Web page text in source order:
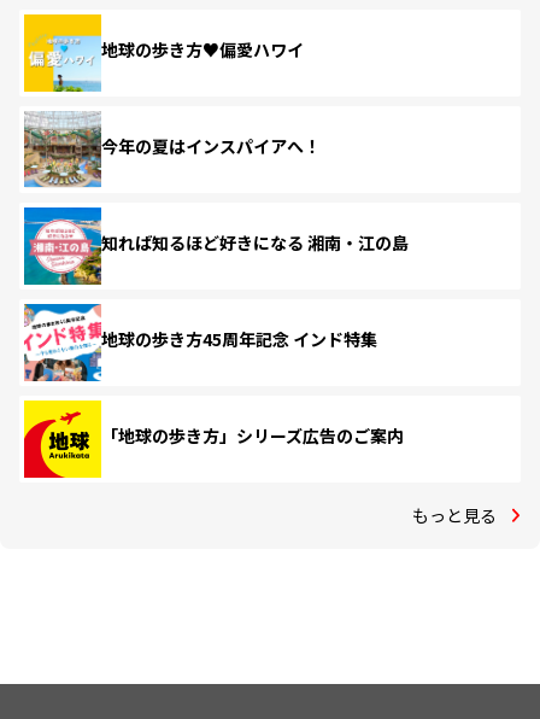
地球の歩き方♥偏愛ハワイ
今年の夏はインスパイアへ！
知れば知るほど好きになる 湘南・江の島
地球の歩き方45周年記念 インド特集
「地球の歩き方」シリーズ広告のご案内
もっと見る